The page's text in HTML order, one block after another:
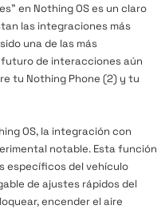
en Nothing OS es un claro
las integraciones más
una de las más
de interacciones aún
tu Nothing Phone (2) y tu
OS, la integración con
notable. Esta función
específicos del vehículo
de ajustes rápidos del
encender el aire